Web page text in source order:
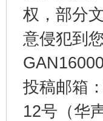
权，部分
意侵犯到
投稿邮箱
12号（华
东山县通报“牛蛙